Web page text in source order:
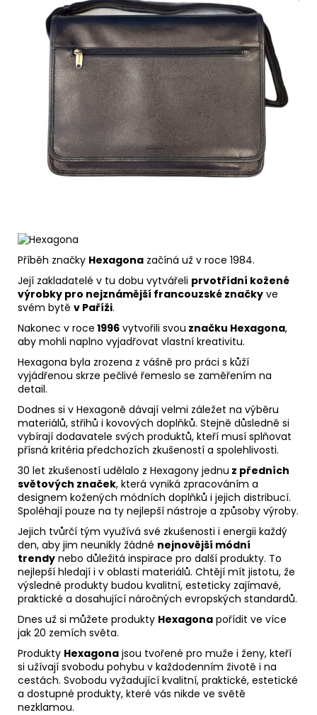
Příběh značky Hexagona začíná už v roce 1984.
Její zakladatelé v tu dobu vytvářeli prvotřídní kožené
výrobky pro nejznámější francouzské značky ve
svém bytě v Paříži.
Nakonec v roce 1996 vytvořili svou značku Hexagona,
aby mohli naplno vyjadřovat vlastní kreativitu.
Hexagona byla zrozena z vášně pro práci s kůží
vyjádřenou skrze pečlivé řemeslo se zaměřením na
detail.
Dodnes si v Hexagoně dávají velmi záležet na výběru
materiálů, střihů i kovových doplňků. Stejně důsledně si
vybírají dodavatele svých produktů, kteří musí splňovat
přísná kritéria předchozích zkušeností a spolehlivosti.
30 let zkušeností udělalo z Hexagony jednu z předních
světových značek, která vyniká zpracováním a
designem kožených módních doplňků i jejich distribucí.
Spoléhají pouze na ty nejlepší nástroje a způsoby výroby.
Jejich tvůrčí tým využívá své zkušenosti i energii každý
den, aby jim neunikly žádné nejnovější módní
trendy nebo důležitá inspirace pro další produkty. To
nejlepší hledají i v oblasti materiálů. Chtějí mít jistotu, že
výsledné produkty budou kvalitní, esteticky zajímavé,
praktické a dosahující náročných evropských standardů.
Dnes už si můžete produkty Hexagona pořídit ve více
jak 20 zemích světa.
Produkty Hexagona jsou tvořené pro muže i ženy, kteří
si užívají svobodu pohybu v každodenním životě i na
cestách. Svobodu vyžadující kvalitní, praktické, estetické
a dostupné produkty, které vás nikde ve světě
nezklamou.